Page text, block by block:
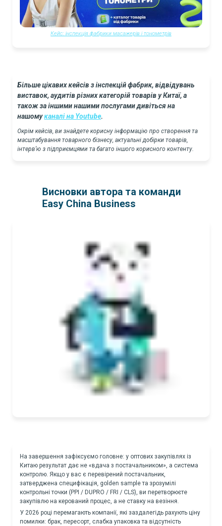
Кейс: інспекція фабрики масажерів і тонометрів
Більше цікавих кейсів з інспекцій фабрик, відвідувань
виставок, аудитів різних категорій товарів у Китаї, а
також за іншими нашими послугами дивіться на
нашомуканалі на Youtube.
Окрім кейсів, ви знайдете корисну інформацію про створення та
масштабування товарного бізнесу, актуальні добірки товарів,
інтерв’ю з підприємцями та багато іншого корисного контенту.
Висновки автора та команди
Easy China Business
На завершення зафіксуємо головне: у оптових закупівлях із
Китаю результат дає не «вдача з постачальником», а система
контролю. Якщо у вас є перевірений постачальник,
затверджена специфікація, golden sample та зрозумілі
контрольні точки (PPI / DUPRO / FRI / CLS), ви перетворюєте
закупівлю на керований процес, а не ставку на везіння.
У 2026 році перемагають компанії, які заздалегідь рахують ціну
помилки: брак, пересорт, слабка упаковка та відсутність